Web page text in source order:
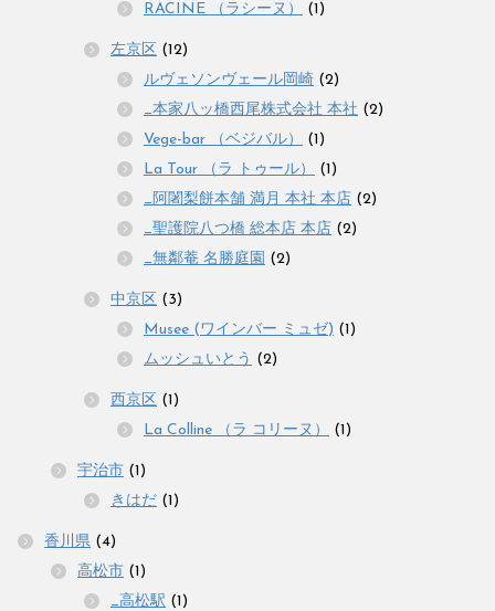
RACINE （ラシーヌ）
(1)
左京区 (12)
ルヴェソンヴェール岡崎 (2)
_本家八ッ橋西尾株式会社 本社 (2)
Vege-bar （ベジバル）
(1)
La Tour （ラ トゥール）
(1)
_阿闍梨餅本舗 満月 本社 本店 (2)
_聖護院八つ橋 総本店 本店 (2)
_無鄰菴 名勝庭園 (2)
中京区 (3)
Musee (ワインバー ミュゼ) (1)
ムッシュいとう (2)
西京区 (1)
La Colline （ラ コリーヌ）
(1)
宇治市 (1)
きはだ (1)
香川県 (4)
高松市 (1)
_高松駅 (1)